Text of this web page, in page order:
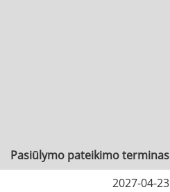
Pasiūlymo pateikimo terminas
2027-04-23